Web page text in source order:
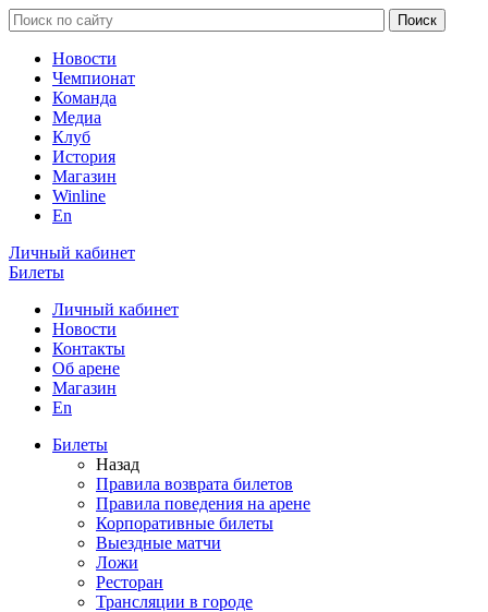
Новости
Чемпионат
Команда
Медиа
Клуб
История
Магазин
Winline
En
Личный кабинет
Билеты
Личный кабинет
Новости
Контакты
Об арене
Магазин
En
Билеты
Назад
Правила возврата билетов
Правила поведения на арене
Корпоративные билеты
Выездные матчи
Ложи
Ресторан
Трансляции в городе